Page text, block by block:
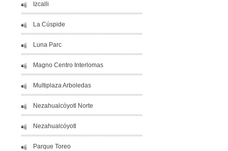
Izcalli
La Cúspide
Luna Parc
Magno Centro Interlomas
Multiplaza Arboledas
Nezahualcóyotl Norte
Nezahualcóyotl
Parque Toreo